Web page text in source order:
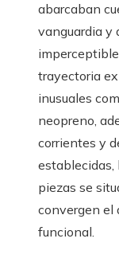
abarcaban
vanguardia y
trayectoria
inusuales
neopreno,
corrientes y
establecidas,
piezas se
convergen el
funcional.